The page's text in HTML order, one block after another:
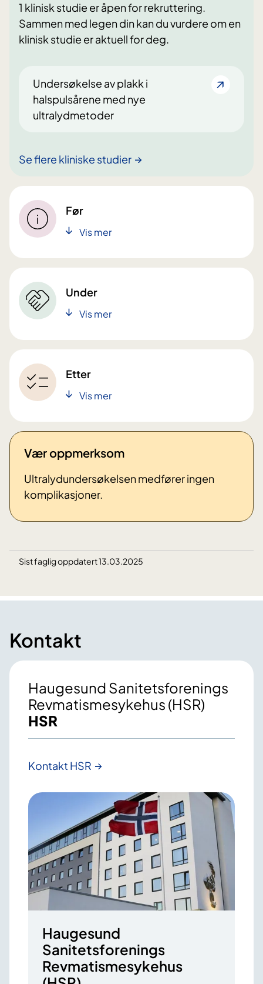
1 klinisk studie er åpen for rekruttering.
Sammen med legen din kan du vurdere om en
klinisk studie er aktuell for deg.
Undersøkelse av plakk i
halspulsårene med nye
ultralydmetoder
Se flere kliniske studier
Før
Vis mer
Under
Vis mer
Etter
Vis mer
Vær oppmerksom
Ultralydundersøkelsen medfører ingen
komplikasjoner.
Sist faglig oppdatert 13.03.2025
Kontakt
Haugesund Sanitetsforenings
Revmatismesykehus (HSR)
HSR
Kontakt HSR
Haugesund
Sanitetsforenings
Revmatismesykehus